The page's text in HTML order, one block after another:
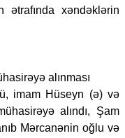
xəndəklərin
alınması
imam Hüseyn (ə) və
alındı, Şam
Mərcanənin oğlu və